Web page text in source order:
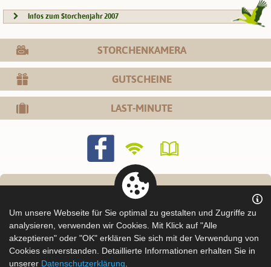
Infos zum Storchenjahr 2007
STORCHENKAMERA
GUTSCHEINE
LAST-MINUTE
Um unsere Webseite für Sie optimal zu gestalten und Zugriffe zu
analysieren, verwenden wir Cookies. Mit Klick auf "Alle
akzeptieren" oder "OK" erklären Sie sich mit der Verwendung von
Cookies einverstanden. Detaillierte Informationen erhalten Sie in
unserer Datenschutzerklärung